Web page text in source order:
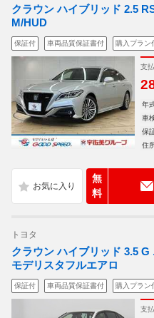
クラウン ハイブリッド 2.5
M/HUD
保証付 車両品質保証書付 購入プラン
支
年
車
保
住
無
料
トヨタ
クラウン ハイブリッド 3.5
モデリスタフルエアロ
保証付 車両品質保証書付 購入プラン
支